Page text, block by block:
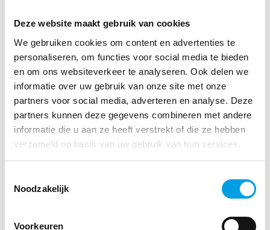
Deze website maakt gebruik van cookies
We gebruiken cookies om content en advertenties te
personaliseren, om functies voor social media te bieden
en om ons websiteverkeer te analyseren. Ook delen we
informatie over uw gebruik van onze site met onze
partners voor social media, adverteren en analyse. Deze
partners kunnen deze gegevens combineren met andere
informatie die u aan ze heeft verstrekt of die ze hebben
verzameld op basis van uw gebruik van hun services.
Noodzakelijk
Voorkeuren
wondverbandhulpmiddelen. Als patiënten de apotheek
niet meer bezoeken, halen ze de materialen ergens anders,
bijvoorbeeld online. Het contact tussen de apotheker en de
patiënt blijft belangrijk voor de kwaliteit van zorg. Nu
ontstaat er een mooie samenwerking tussen leverancier,
zorgverleners en zorgverzekeraars om te komen tot een
hoge kwaliteit van wondzorg, efficiënt en zonder
verspilling. Daar is iedereen, en vooral de patiënt, bij